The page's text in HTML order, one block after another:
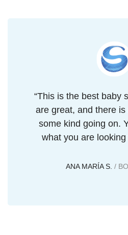
“This is the best baby
are great, and there
some kind going on.
what you are looking
ANA MARÍA S. /